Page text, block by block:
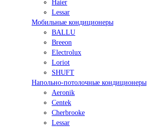
Haier
Lessar
Мобильные кондиционеры
BALLU
Breeon
Electrolux
Loriot
SHUFT
Напольно-потолочные кондиционеры
Aeronik
Centek
Cherbrooke
Lessar